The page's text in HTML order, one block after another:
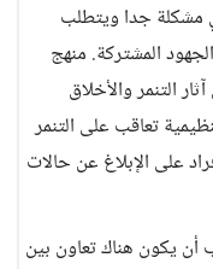
مشكلة جدا ويتطلب
المشتركة. منهج
التنمر والأخلاق
تعاقب على التنمر
على الإبلاغ عن حالات
أن يكون هناك تعاون بين